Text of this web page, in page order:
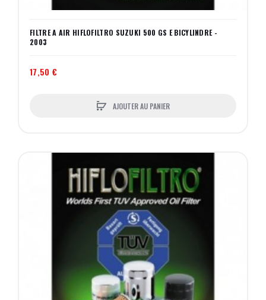
FILTRE A AIR HIFLOFILTRO SUZUKI 500 GS E BICYLINDRE -
2003
17,50 €
AJOUTER AU PANIER